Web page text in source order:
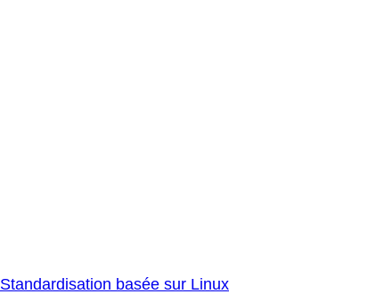
Standardisation basée sur Linux